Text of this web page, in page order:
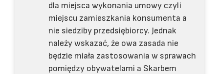
dla miejsca wykonania umowy czyli
miejscu zamieszkania konsumenta a
nie siedziby przedsiębiorcy. Jednak
należy wskazać, że owa zasada nie
będzie miała zastosowania w sprawach
pomiędzy obywatelami a Skarbem